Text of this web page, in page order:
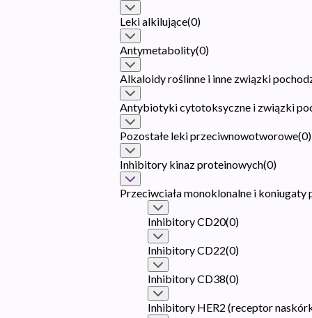
Leki alkilujące(0)
Antymetabolity(0)
Alkaloidy roślinne i inne związki
Antybiotyki cytotoksyczne i związki
Pozostałe leki przeciwnowotworowe(0)
Inhibitory kinaz proteinowych(0)
Przeciwciała monoklonalne i koniugaty
Inhibitory CD20(0)
Inhibitory CD22(0)
Inhibitory CD38(0)
Inhibitory HER2 (receptor